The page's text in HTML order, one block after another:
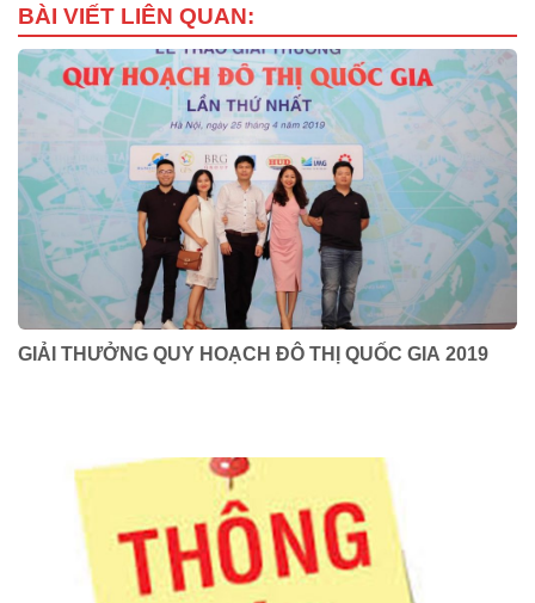
BÀI VIẾT LIÊN QUAN:
GIẢI THƯỞNG QUY HOẠCH ĐÔ THỊ QUỐC GIA 2019